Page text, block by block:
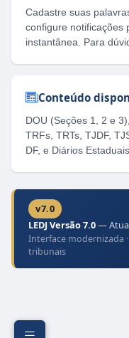
Cadastre suas
configure notificações
instantânea. Para
Conteúdo
DOU (Seções 1, 2 e
TRFs, TRTs, TJDF,
DF, e Diários
v7.0
LEDJ Versão 7.0—
Interface modernizada
tribunais